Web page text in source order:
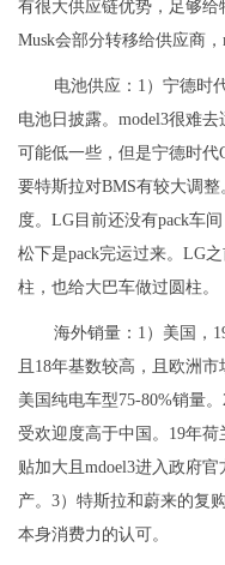
有很大供应链优势，足够给
Musk会部分转移给供应商
电池供应：1）宁德时
电池日披露。model3很难
可能低一些，但是宁德时
要特斯拉对BMS有较大调
度。LG目前还没有pack车
松下是pack完运过来。LG
柱，也给大巴车做过圆柱。
海外销量：1）美国，
且18年基数较高，且欧洲
美国纯电车型75-80%销量
受欢迎度高于中国。19年
贴加大且mdoel3进入政府
产。3）特斯拉和蔚来的复
本身消费力的认可。